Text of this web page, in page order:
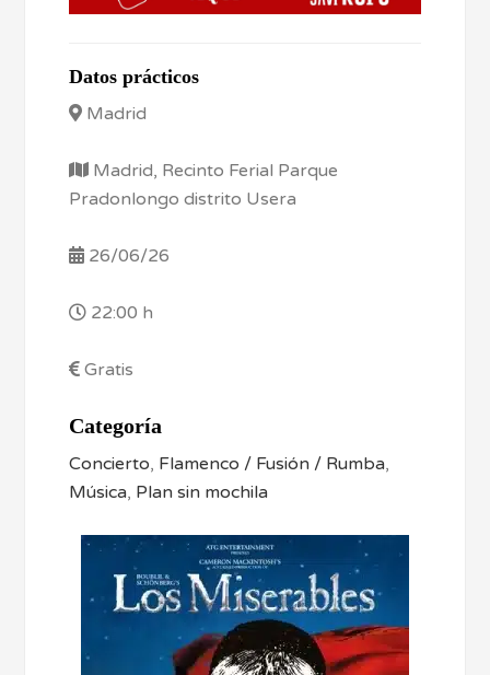
Datos prácticos
Madrid
Madrid, Recinto Ferial Parque
Pradonlongo distrito Usera
26/06/26
22:00 h
Gratis
Categoría
Concierto, Flamenco / Fusión / Rumba,
Música, Plan sin mochila